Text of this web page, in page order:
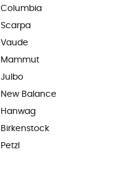
Columbia
Scarpa
Vaude
Mammut
Julbo
New Balance
Hanwag
Birkenstock
Petzl